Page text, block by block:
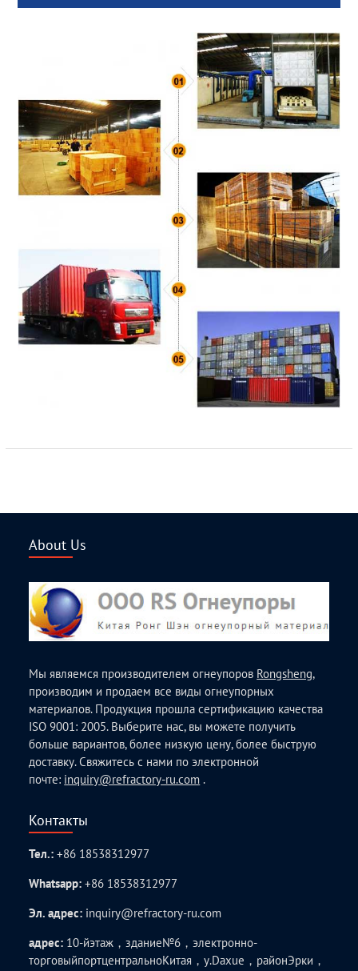
About Us
Мы являемся производителем огнеупоров Rongsheng,
производим и продаем все виды огнеупорных
материалов. Продукция прошла сертификацию качества
ISO 9001: 2005. Выберите нас, вы можете получить
больше вариантов, более низкую цену, более быструю
доставку. Свяжитесь с нами по электронной
почте: inquiry@refractory-ru.com .
Контакты
Тел.:+86 18538312977
Whatsapp:+86 18538312977
Эл. адрес: inquiry@refractory-ru.com
адрес: 10-йэтаж，здание№6，электронно-
торговыйпортцентральноКитая，у.Daxue，районЭрки，